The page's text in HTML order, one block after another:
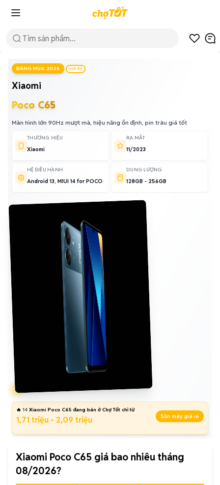
ĐÁNG MUA 2026 GIÁ RẺ
Xiaomi
Poco C65
Màn hình lớn 90Hz mượt mà, hiệu năng ổn định, pin trâu giá tốt
THƯƠNG HIỆU
Xiaomi
RA MẮT
11/2023
HỆ ĐIỀU HÀNH
Android 13, MIUI 14 for POCO
DUNG LƯỢNG
128GB - 256GB
🔥 14 Xiaomi Poco C65 đang bán ở Chợ Tốt chỉ từ
1,71 triệu - 2,09 triệu Săn máy giá rẻ
Xiaomi Poco C65 giá bao nhiêu tháng
08/2026?